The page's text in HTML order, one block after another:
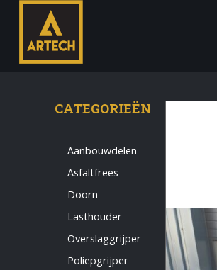
Allround CNC Verspaner
Spare parts manager
CATEGORIEËN
Aanbouwdelen
Asfaltfrees
Doorn
Lasthouder
Overslaggrijper
Poliepgrijper